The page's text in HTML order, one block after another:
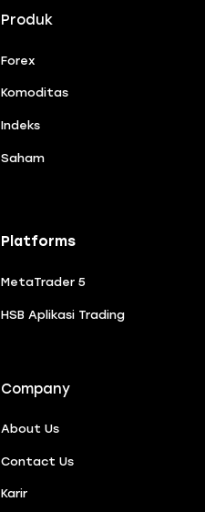
Produk
Forex
Komoditas
Indeks
Saham
Platforms
MetaTrader 5
HSB Aplikasi Trading
Company
About Us
Contact Us
Karir